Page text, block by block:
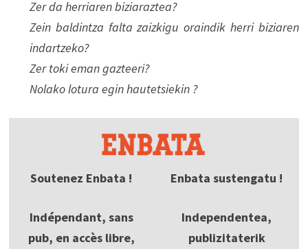
Zer da herriaren biziaraztea?
Zein baldintza falta zaizkigu oraindik herri biziaren
indartzeko?
Zer toki eman gazteeri?
Nolako lotura egin hautetsiekin ?
Soutenez Enbata !
Indépendant, sans
pub, en accès libre,
Enbata sustengatu !
Independentea,
publizitaterik